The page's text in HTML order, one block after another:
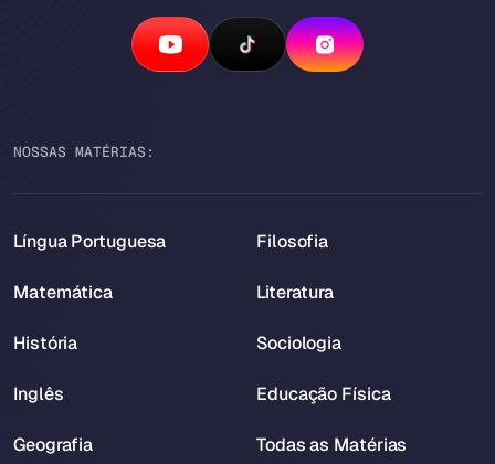
NOSSAS MATÉRIAS:
Língua Portuguesa
Matemática
História
Inglês
Geografia
Filosofia
Literatura
Sociologia
Educação Física
Todas as Matérias